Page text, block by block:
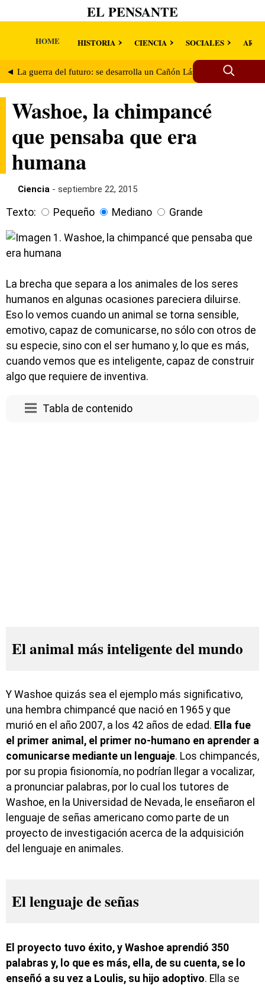
EL PENSANTE
HOME HISTORIA CIENCIA SOCIALES
◄ La guerra del futuro: se desarrolla un Cañón Láser ¿Volarán
Washoe, la chimpancé
que pensaba que era
humana
Ciencia - septiembre 22, 2015
Texto: Pequeño Mediano Grande
La brecha que separa a los animales de los seres
humanos en algunas ocasiones pareciera diluirse.
Eso lo vemos cuando un animal se torna sensible,
emotivo, capaz de comunicarse, no sólo con otros de
su especie, sino con el ser humano y, lo que es más,
cuando vemos que es inteligente, capaz de construir
algo que requiere de inventiva.
Tabla de contenido
El animal más inteligente del mundo
Y Washoe quizás sea el ejemplo más significativo,
una hembra chimpancé que nació en 1965 y que
murió en el año 2007, a los 42 años de edad. Ella fue
el primer animal, el primer no-humano en aprender a
comunicarse mediante un lenguaje. Los chimpancés,
por su propia fisionomía, no podrían llegar a vocalizar,
a pronunciar palabras, por lo cual los tutores de
Washoe, en la Universidad de Nevada, le enseñaron el
lenguaje de señas americano como parte de un
proyecto de investigación acerca de la adquisición
del lenguaje en animales.
El lenguaje de señas
El proyecto tuvo éxito, y Washoe aprendió 350
palabras y, lo que es más, ella, de su cuenta, se lo
enseñó a su vez a Loulis, su hijo adoptivo. Ella se